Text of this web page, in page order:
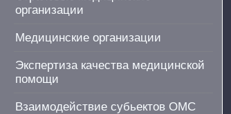
организации
Медицинские организации
Экспертиза качества медицинской
помощи
Взаимодействие субьектов ОМС